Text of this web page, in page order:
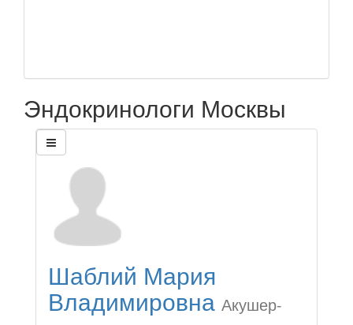
Эндокринологи Москвы
Шаблий Мария
Владимировна Акушер-